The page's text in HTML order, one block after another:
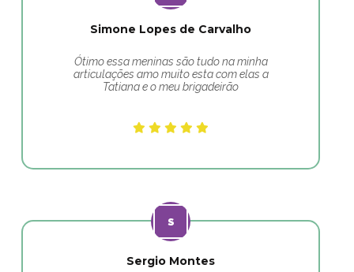
Simone Lopes de Carvalho
Ótimo essa meninas são tudo na minha
articulações amo muito esta com elas a
Tatiana e o meu brigadeirão
Sergio Montes